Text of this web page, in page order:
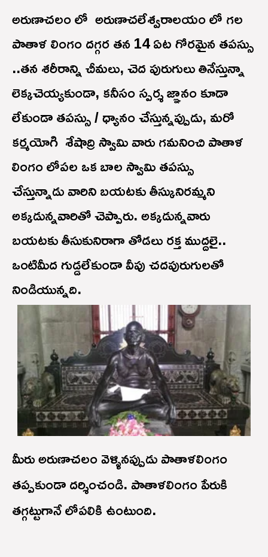
అరుణాచలం లో అరుణాచలేశ్వరాలయం లో గల
పాతాళ లింగం దగ్గర తన 14 ఏట గోరమైన తపస్సు
..తన శరీరాన్ని చీమలు, చెద పురుగులు తినేస్తున్నా
లెక్కచెయ్యకుండా, కనీసం స్పర్శ జ్ఞానం కూడా
లేకుండా తపస్సు / ధ్యానం చేస్తున్నప్పుడు, మరో
కర్మయోగి శేషాద్రి స్వామి వారు గమనించి పాతాళ
లింగం లోపల ఒక బాల స్వామి తపస్సు
చేస్తున్నాడు వారిని బయటకు తీస్కునిరమ్మని
అక్కడున్నవారితో చెప్పారు. అక్కడున్నవారు
బయటకు తీసుకునిరాగా తోడలు రక్త ముద్దలై..
ఒంటిమీద గుడ్డలేకుండా వీపు చదపురుగులతో
నిండియున్నది.
మీరు అరుణాచలం వెళ్ళినప్పుడు పాతాళలింగం
తప్పకుండా దర్శించండి. పాతాళలింగం పేరుకి
తగ్గట్టుగానే లోపలికి ఉంటుంది.